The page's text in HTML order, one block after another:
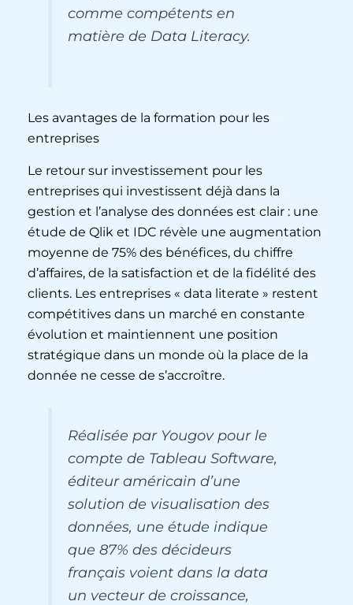
comme compétents en
matière de Data Literacy.
Les avantages de la formation pour les
entreprises
Le retour sur investissement pour les
entreprises qui investissent déjà dans la
gestion et l’analyse des données est clair : une
étude de Qlik et IDC révèle une augmentation
moyenne de 75% des bénéfices, du chiffre
d’affaires, de la satisfaction et de la fidélité des
clients. Les entreprises « data literate » restent
compétitives dans un marché en constante
évolution et maintiennent une position
stratégique dans un monde où la place de la
donnée ne cesse de s’accroître.
Réalisée par Yougov pour le
compte de Tableau Software,
éditeur américain d’une
solution de visualisation des
données, une étude indique
que 87% des décideurs
français voient dans la data
un vecteur de croissance,